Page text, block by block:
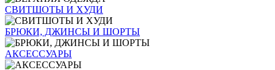
СВИТШОТЫ И ХУДИ
БРЮКИ, ДЖИНСЫ И ШОРТЫ
АКСЕССУАРЫ